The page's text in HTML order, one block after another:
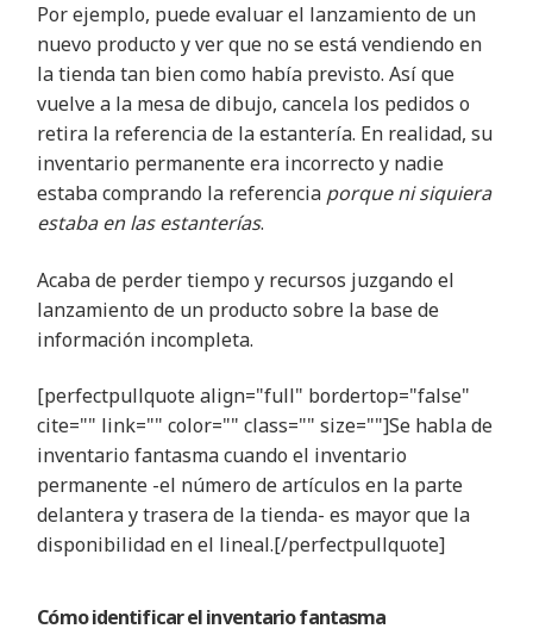
Por ejemplo, puede evaluar el lanzamiento de un
nuevo producto y ver que no se está vendiendo en
la tienda tan bien como había previsto. Así que
vuelve a la mesa de dibujo, cancela los pedidos o
retira la referencia de la estantería. En realidad, su
inventario permanente era incorrecto y nadie
estaba comprando la referencia porque ni siquiera
estaba en las estanterías.
Acaba de perder tiempo y recursos juzgando el
lanzamiento de un producto sobre la base de
información incompleta.
[perfectpullquote align="full" bordertop="false"
cite="" link="" color="" class="" size=""]Se habla de
inventario fantasma cuando el inventario
permanente -el número de artículos en la parte
delantera y trasera de la tienda- es mayor que la
disponibilidad en el lineal.[/perfectpullquote]
Cómo identificarelinventario fantasma